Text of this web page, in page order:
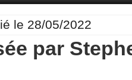
le 28/05/2022
par